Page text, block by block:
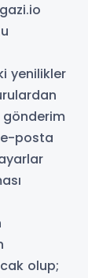
yenilikler
e-posta
olup;